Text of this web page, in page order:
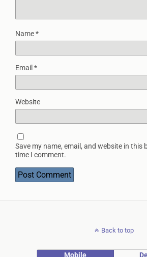
Name*
Email *
Website
Save my name, email, and website in this
time I comment.
Back to top
Mobile